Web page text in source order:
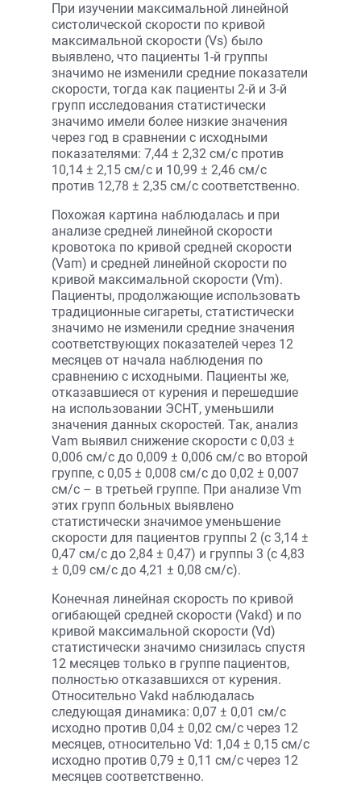
При изучении максимальной линейной
систолической скорости по кривой
максимальной скорости (Vs) было
выявлено, что пациенты 1-й группы
значимо не изменили средние показатели
скорости, тогда как пациенты 2-й и 3-й
групп исследования статистически
значимо имели более низкие значения
через год в сравнении с исходными
показателями: 7,44 ± 2,32 см/с против
10,14 ± 2,15 см/с и 10,99 ± 2,46 см/с
против 12,78 ± 2,35 см/с соответственно.
Похожая картина наблюдалась и при
анализе средней линейной скорости
кровотока по кривой средней скорости
(Vam) и средней линейной скорости по
кривой максимальной скорости (Vm).
Пациенты, продолжающие использовать
традиционные сигареты, статистически
значимо не изменили средние значения
соответствующих показателей через 12
месяцев от начала наблюдения по
сравнению с исходными. Пациенты же,
отказавшиеся от курения и перешедшие
на использовании ЭСНТ, уменьшили
значения данных скоростей. Так, анализ
Vam выявил снижение скорости с 0,03 ±
0,006 см/с до 0,009 ± 0,006 см/с во второй
группе, с 0,05 ± 0,008 см/с до 0,02 ± 0,007
см/с – в третьей группе. При анализе Vm
этих групп больных выявлено
статистически значимое уменьшение
скорости для пациентов группы 2 (с 3,14 ±
0,47 см/с до 2,84 ± 0,47) и группы 3 (с 4,83
± 0,09 см/с до 4,21 ± 0,08 см/с).
Конечная линейная скорость по кривой
огибающей средней скорости (Vakd) и по
кривой максимальной скорости (Vd)
статистически значимо снизилась спустя
12 месяцев только в группе пациентов,
полностью отказавшихся от курения.
Относительно Vakd наблюдалась
следующая динамика: 0,07 ± 0,01 см/с
исходно против 0,04 ± 0,02 см/с через 12
месяцев, относительно Vd: 1,04 ± 0,15 см/с
исходно против 0,79 ± 0,11 см/с через 12
месяцев соответственно.